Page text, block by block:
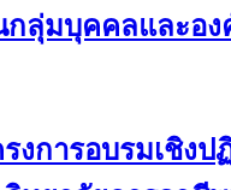
กลุ่มบุคคลและอง
การอบรมเชิงป